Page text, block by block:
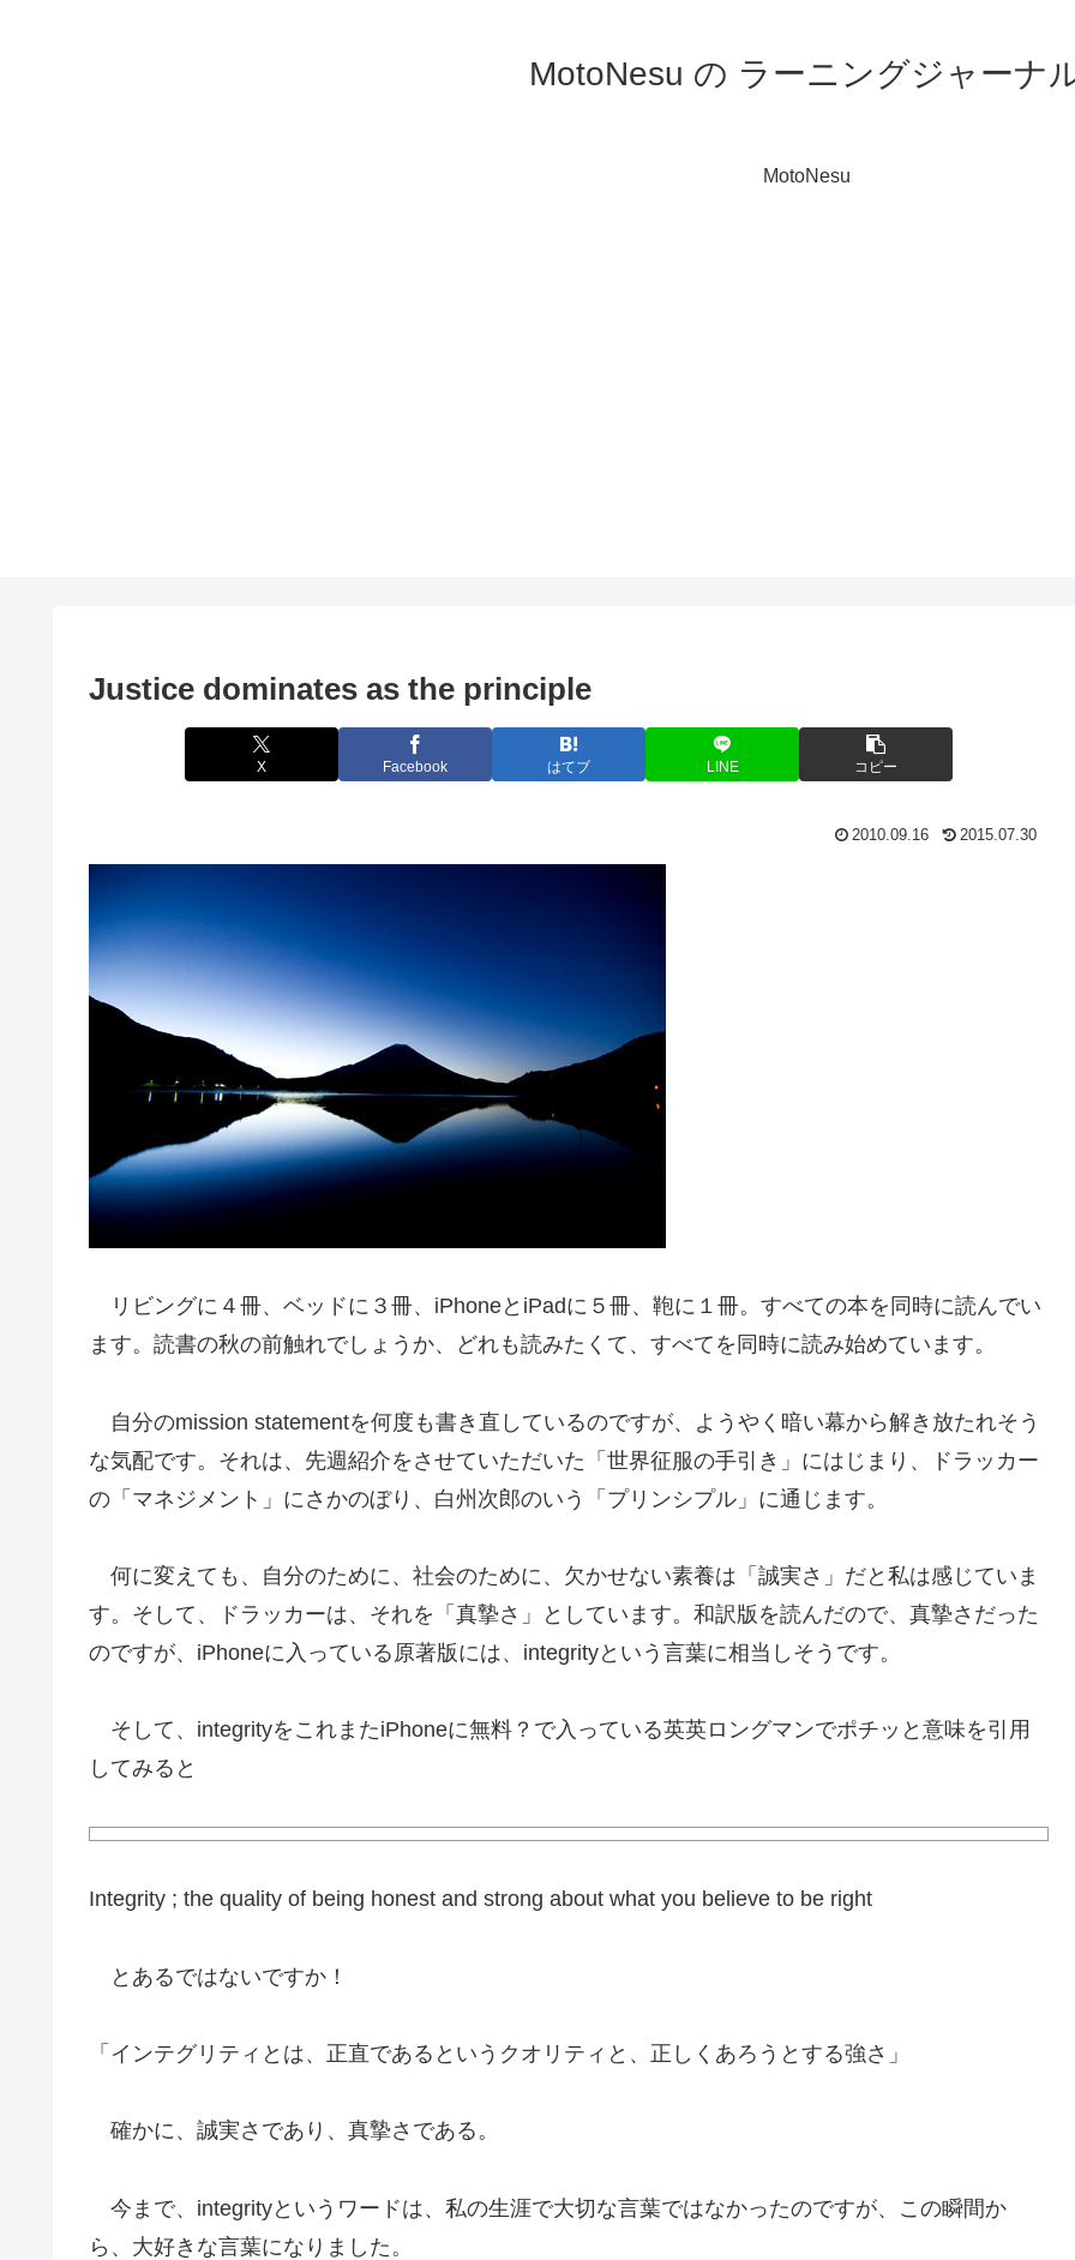
MotoNesu の ラーニングジャーナ
MotoNesu
Justice dominates as the principle
X Facebook はてブ LINE コピー
2010.09.16 2015.07.30
リビングに４冊、ベッドに３冊、iPhoneとiPadに５冊、鞄に１冊。すべての本を同時に読んでい
ます。読書の秋の前触れでしょうか、どれも読みたくて、すべてを同時に読み始めています。
自分のmission statementを何度も書き直しているのですが、ようやく暗い幕から解き放たれそう
な気配です。それは、先週紹介をさせていただいた「世界征服の手引き」にはじまり、ドラッカー
の「マネジメント」にさかのぼり、白州次郎のいう「プリンシプル」に通じます。
何に変えても、自分のために、社会のために、欠かせない素養は「誠実さ」だと私は感じていま
す。そして、ドラッカーは、それを「真摯さ」としています。和訳版を読んだので、真摯さだった
のですが、iPhoneに入っている原著版には、integrityという言葉に相当しそうです。
そして、integrityをこれまたiPhoneに無料？で入っている英英ロングマンでポチッと意味を引用
してみると
Integrity ; the quality of being honest and strong about what you believe to be right
とあるではないですか！
「インテグリティとは、正直であるというクオリティと、正しくあろうとする強さ」
確かに、誠実さであり、真摯さである。
今まで、integrityというワードは、私の生涯で大切な言葉ではなかったのですが、この瞬間か
ら、大好きな言葉になりました。